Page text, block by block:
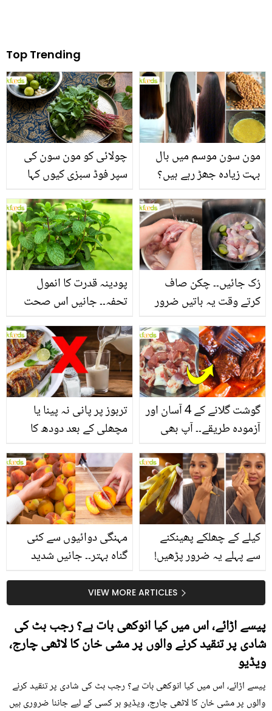
Top Trending
چولائی کو مون سون کی
سپر فوڈ سبزی کیوں کہا
جاتا ہے؟ جانیں وٹامنز،
منرلز اور اینٹی آکسیڈنٹس
سے بھرپور اس سبزی کے
فائدے
مون سون موسم میں بال
بہت زیادہ جھڑ رہے ہیں؟
جانیں بالوں کو مضبوط
بنانے کے چند قدرتی طریقے
پودینہ قدرت کا انمول
تحفہ۔۔ جانیں اس صحت
بخش پتوں کے 10 حیرت
انگیز طبی فوائد
رُک جائیں۔۔ چکن صاف
کرتے وقت یہ باتیں ضرور
یاد رکھیں
تربوز پر پانی نہ پینا یا
مچھلی کے بعد دودھ کا
استعمال۔۔ جانیں کھانوں
سے متعلق غلط فہمیوں کی
حقیقت کیا ہے اور افواہ
کیا؟
گوشت گلانے کے 4 آسان اور
آزمودہ طریقے۔۔ آپ بھی
جانیں انٹرنیشنل شیف کے
بتائے راز
مہنگی دوائیوں سے کئی
گناہ بہتر۔۔ جانیں شدید
گرمی کے موسم میں آڑو
کیوں کھانا چاہیے؟
کیلے کے چھلکے پھینکنے
سے پہلے یہ ضرور پڑھیں!
جلد کے 3 بڑے مسائل کا
سستا اور قدرتی حلVIEW MORE ARTICLES
پیسے اڑائے، اس میں کیا انوکھی بات ہے؟ رجب بٹ کی
شادی پر تنقید کرنے والوں پر مشی خان کا لاٹھی چارج،
ویڈیو
پیسے اڑائے، اس میں کیا انوکھی بات ہے؟ رجب بٹ کی شادی پر تنقید کرنے
والوں پر مشی خان کا لاٹھی چارج، ویڈیو ہر کسی کے لیے جاننا ضروری ہیں